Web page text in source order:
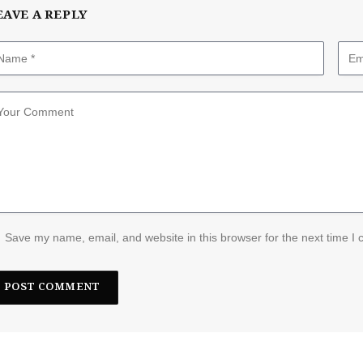
A REPLY
Save my name, email, and website in this browser for the next time I